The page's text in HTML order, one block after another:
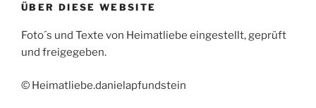
ÜBER DIESE WEBSITE
Foto´s und Texte von Heimatliebe eingestellt, geprüft
und freigegeben.
© Heimatliebe.danielapfundstein